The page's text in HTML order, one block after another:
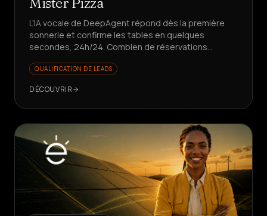
L'IA vocale de DeepAgent répond dès la première
sonnerie et confirme les tables en quelques
secondes, 24h/24. Combien de réservations
QUALIFICATION DE LEADS
DÉCOUVRIR